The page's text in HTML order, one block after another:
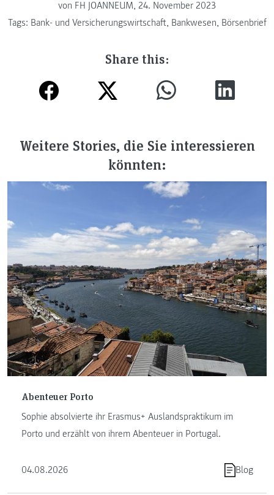
von FH JOANNEUM, 24. November 2023
Tags: Bank- und Versicherungswirtschaft, Bankwesen, Börsenbrief
Share this:
Weitere Stories, die Sie interessieren
könnten:
Abenteuer Porto
Sophie absolvierte ihr Erasmus+ Auslandspraktikum im
Porto und erzählt von ihrem Abenteuer in Portugal.
04.08.2026 Blog